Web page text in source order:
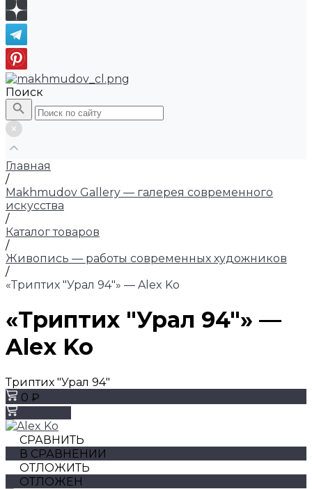
Поиск
Главная
/
Makhmudov Gallery — галерея современного
искусства
/
Каталог товаров
/
Живопись — работы современных художников
/
«Триптих "Урал 94"» — Alex Ko
«Триптих "Урал 94"» —
Alex Ko
Триптих "Урал 94"
0 ₽
СРАВНИТЬ
В СРАВНЕНИИ
ОТЛОЖИТЬ
ОТЛОЖЕН